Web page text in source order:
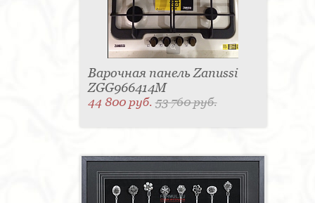
Варочная панель Zanussi
ZGG966414M
44 800 руб.53 760 руб.